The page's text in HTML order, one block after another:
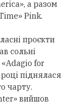
а разом
Pink.
проєкти
сольні
for
піднялася
чарту.
вийшов